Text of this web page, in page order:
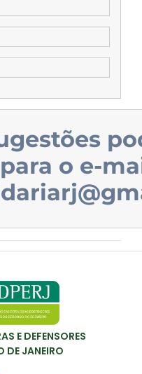
o e-
E DEFENSORES
DE JANEIRO